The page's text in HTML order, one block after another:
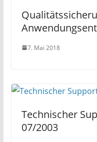
7. Mai 2018
Technischer
07/2003